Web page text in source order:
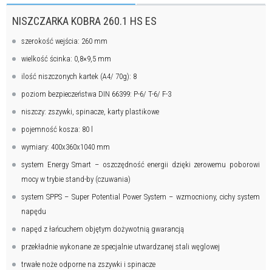
NISZCZARKA KOBRA 260.1 HS ES
szerokość wejścia: 260 mm
wielkość ścinka: 0,8×9,5 mm
ilość niszczonych kartek (A4/ 70g): 8
poziom bezpieczeństwa DIN 66399: P-6/ T-6/ F-3
niszczy: zszywki, spinacze, karty plastikowe
pojemność kosza: 80 l
wymiary: 400x360x1040 mm
system Energy Smart – oszczędność energii dzięki zerowemu poborowi
mocy w trybie stand-by (czuwania)
system SPPS – Super Potential Power System – wzmocniony, cichy system
napędu
napęd z łańcuchem objętym dożywotnią gwarancją
przekładnie wykonane ze specjalnie utwardzanej stali węglowej
trwałe noże odporne na zszywki i spinacze